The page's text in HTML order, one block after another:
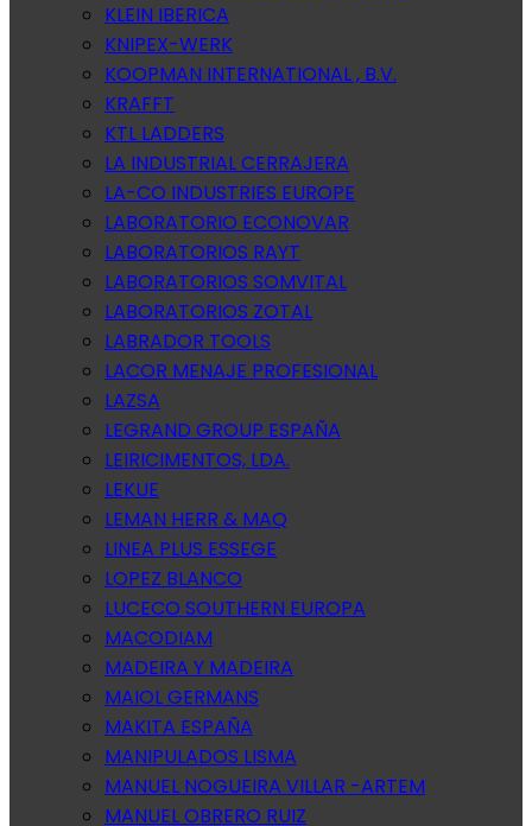
KLEIN IBERICA
KNIPEX-WERK
KOOPMAN INTERNATIONAL , B.V.
KRAFFT
KTL LADDERS
LA INDUSTRIAL CERRAJERA
LA-CO INDUSTRIES EUROPE
LABORATORIO ECONOVAR
LABORATORIOS RAYT
LABORATORIOS SOMVITAL
LABORATORIOS ZOTAL
LABRADOR TOOLS
LACOR MENAJE PROFESIONAL
LAZSA
LEGRAND GROUP ESPAÑA
LEIRICIMENTOS, LDA.
LEKUE
LEMAN HERR & MAQ
LINEA PLUS ESSEGE
LOPEZ BLANCO
LUCECO SOUTHERN EUROPA
MACODIAM
MADEIRA Y MADEIRA
MAIOL GERMANS
MAKITA ESPAÑA
MANIPULADOS LISMA
MANUEL NOGUEIRA VILLAR -ARTEM
MANUEL OBRERO RUIZ